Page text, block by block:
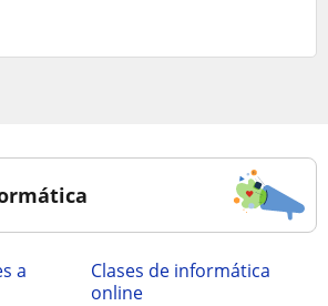
Clases de informática
online